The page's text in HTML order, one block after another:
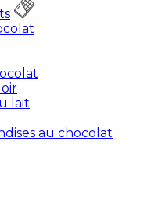
lait
au chocolat